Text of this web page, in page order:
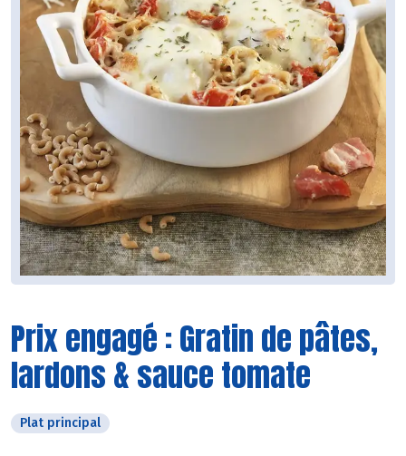
Prix engagé : Gratin de pâtes,
lardons & sauce tomate
Plat principal